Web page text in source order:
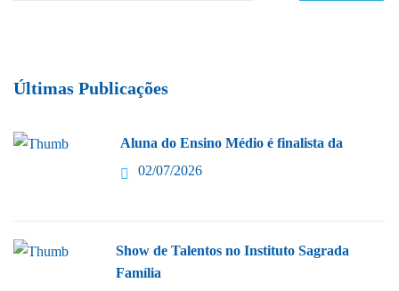
Últimas Publicações
Aluna do Ensino Médio é finalista da
02/07/2026
Show de Talentos no Instituto Sagrada
Família